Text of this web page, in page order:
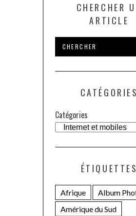
CHERCHER
ARTICLE
CATÉGORIES
Catégories
ÉTIQUETTES
Afrique
Album
Amérique du Sud